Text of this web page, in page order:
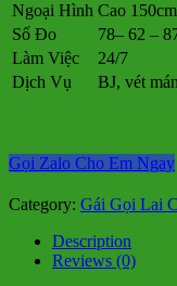
Ngoại Hình Cao
Số Đo
78– 62 –
Làm Việc
24/7
Dịch Vụ
BJ, vét
Gọi Zalo Cho Em Ngay
Category: Gái Gọi Lai
Description
Reviews (0)